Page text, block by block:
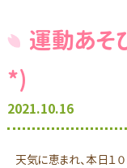
運動あそ
*)
2021.10.16
天気に恵まれ、本日１